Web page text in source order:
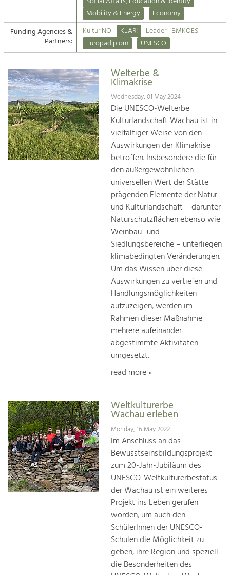
Suche
Impressum
Kontakt
Tourism
Offer Development and Positioning
Art & Culture
Crafts, Science and Research.
Social Affairs, Education
& Identity
Equality, Youth and Integration.
Climate Change, Public Transport and
Increase in Regional Value Added.
Mobility & Energy
Economy
Funding Agencies &
Partners:
Kultur NÖ KLAR! Leader BMKOES
Europadiplom
UNESCO
Welterbe &
Klimakrise
Wednesday, 01 May 2024
Die UNESCO-Welterbe
Kulturlandschaft Wachau ist in
vielfältiger Weise von den
Auswirkungen der Klimakrise
betroffen. Insbesondere die für
den außergewöhnlichen
universellen Wert der Stätte
prägenden Elemente der Natur-
und Kulturlandschaft – darunter
Naturschutzflächen ebenso wie
Weinbau- und
Siedlungsbereiche – unterliegen
klimabedingten Veränderungen.
Um das Wissen über diese
Auswirkungen zu vertiefen und
Handlungsmöglichkeiten
aufzuzeigen, werden im
Rahmen dieser Maßnahme
mehrere aufeinander
abgestimmte Aktivitäten
umgesetzt.
read more »
Weltkulturerbe
Wachau erleben
Monday, 16 May 2022
Im Anschluss an das
Bewusstseinsbildungsprojekt
zum 20-Jahr-Jubiläum des
UNESCO-Weltkulturerbestatus
der Wachau ist ein weiteres
Projekt ins Leben gerufen
worden, um auch den
SchülerInnen der UNESCO-
Schulen die Möglichkeit zu
geben, ihre Region und speziell
die Besonderheiten des